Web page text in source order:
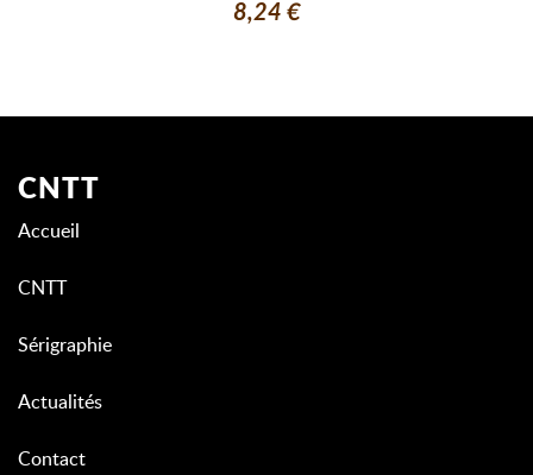
8,24 €
CNTT
Accueil
CNTT
Sérigraphie
Actualités
Contact